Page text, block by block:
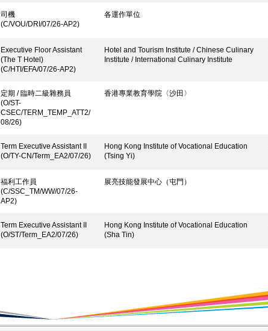
司機
(C/VOU/DRI/07/26-AP2)
各運作單位
Executive Floor Assistant
(The T Hotel)
(C/HTI/EFA/07/26-AP2)
Hotel and Tourism Institute / Chinese Culinary
Institute / International Culinary Institute
定期 / 臨時二級雜務員
(O/ST-
CSEC/TERM_TEMP_ATT2/
08/26)
香港專業教育學院〈沙田〉
Term Executive Assistant II
(O/TY-CN/Term_EA2/07/26)
Hong Kong Institute of Vocational Education
(Tsing Yi)
福利工作員
(C/SSC_TM/WW/07/26-
AP2)
展亮技能發展中心（屯門）
Term Executive Assistant II
(O/ST/Term_EA2/07/26)
Hong Kong Institute of Vocational Education
(Sha Tin)